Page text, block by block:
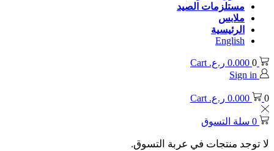
مستلزمات الصيد
ملابس
الرئيسية
English
Cart 0.000 ر.ع.
0
Sign in
Cart 0.000 ر.ع. 0
0 سلة التسوق
لا توجد منتجات في عربة التسوق.